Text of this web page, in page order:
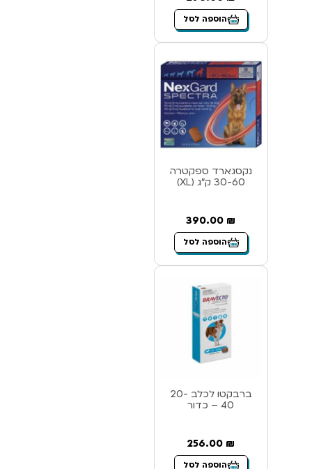
הוספה לסל
נקסגארד ספקטרה
30-60 ק”ג (XL)
390.00 ₪
הוספה לסל
ברבקטו לכלב 20-
40 – כדור
256.00 ₪
הוספה לסל